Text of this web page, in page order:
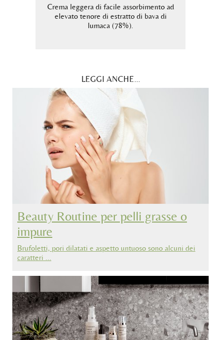
Crema leggera di facile assorbimento ad
elevato tenore di estratto di bava di
lumaca (78%).
LEGGI ANCHE...
Beauty Routine per pelli grasse o
impure
Brufoletti, pori dilatati e aspetto untuoso sono alcuni dei
caratteri …